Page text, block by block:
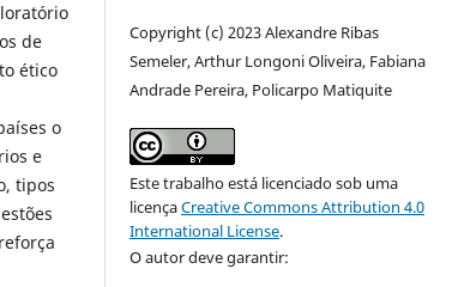
de
ético
o
e
tipos
Copyright (c) 2023 Alexandre Ribas
Semeler, Arthur Longoni Oliveira, Fabiana
Andrade Pereira, Policarpo Matiquite
Este trabalho está licenciado sob uma
licençaCreative Commons Attribution 4.0
International License.
O autor deve garantir: